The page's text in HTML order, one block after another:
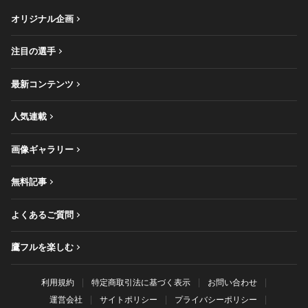
オリジナル企画
注目の選手
最新コンテンツ
人気連載
画像ギャラリー
無料記事
よくあるご質問
鷹フルを楽しむ
利用規約 特定商取引法に基づく表示
お問い合わせ
運営会社
サイトポリシー プライバシーポリシー